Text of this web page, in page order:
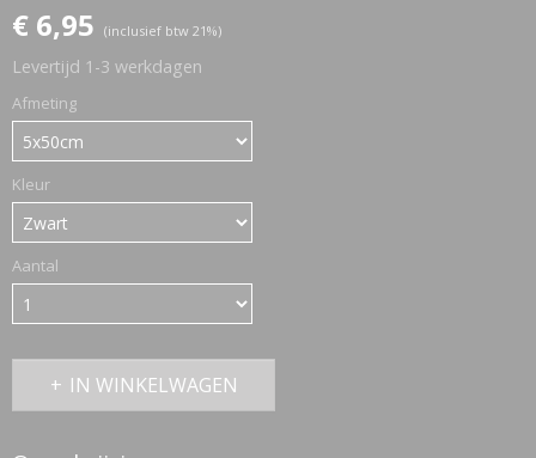
€ 6,95 (inclusief btw 21%)
Levertijd 1-3 werkdagen
Afmeting
Kleur
Aantal
IN WINKELWAGEN